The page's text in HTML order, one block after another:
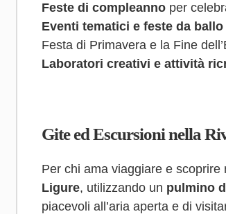
Feste di compleanno per
Eventi tematici e feste da ballo
Festa di Primavera e la Fine
Laboratori creativi e attività
Gite ed Escursioni nella
Per chi ama viaggiare e
Ligure, utilizzando un pulmino
piacevoli all’aria aperta e di